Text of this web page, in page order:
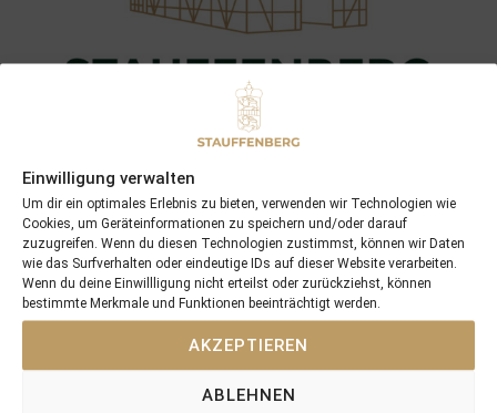
Einwilligung verwalten
Um dir ein optimales Erlebnis zu bieten, verwenden wir Technologien wie
Cookies, um Geräteinformationen zu speichern und/oder darauf
zuzugreifen. Wenn du diesen Technologien zustimmst, können wir Daten
wie das Surfverhalten oder eindeutige IDs auf dieser Website verarbeiten.
Wenn du deine Einwillligung nicht erteilst oder zurückziehst, können
bestimmte Merkmale und Funktionen beeinträchtigt werden.
AKZEPTIEREN
ABLEHNEN